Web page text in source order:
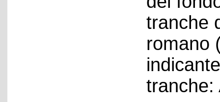
tranche
romano
tranche: